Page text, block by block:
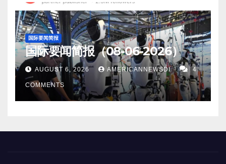
任务，正式打破了公司自己的单年轨道发射记录。 而
且由于现在才 7 月，还有很长的时间可以将这一纪录
推得更高。 17。路透7月22日 - 乌克兰总统泽连斯基周
五表示，在与俄罗斯签署解除供应封锁协议后，乌克
兰有价值约100亿美元的粮食可供出售，并且还将有机
会出售当前收成。 以下是社区广告： 打赏或捐助方式
如下：…
疫苗在两项研究的小鼠试验中显示出前景。 与目前
的 mRNA 疫苗相比，Omnivax 在一组预免疫小鼠中成
功地增加了针对 BA.1 和 BA.2.12.1 Omicron 亚变体的
中和抗体反应。 针对这两种菌株，抗体保护分别提高
了 19 倍和 8 倍。 14。报道称，扎克伯格揭示了会
说 200 种语言的人工智能机器人，其引发了人们对科
南省因警方与民众之间的冲突而震惊，他们声称自今
年 4 月以来无法从当地银行取出任何资金。 11。中国
投资者在过去 12 个月购买了价值 61 亿美元的美国房
屋。美国全国房地产经纪人协会 (NAR) 报告称，
在 2021 年 4 月至 2022 年 3 月期间，国际买家总共购
买了价值 590 亿美元的美国住宅物业，比一年前同期
增长 8.5%。 中国投资者购买了 61 亿美元的房屋，占
国际要闻简报
国际要闻简报（08-06-2026）
AUGUST 6, 2026 AMERICANNEWSDI 4
COMMENTS